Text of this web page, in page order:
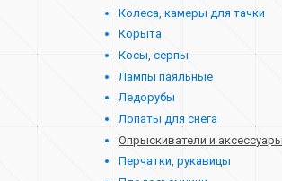
Колеса, камеры для тачки
Корыта
Косы, серпы
Лампы паяльные
Ледорубы
Лопаты для снега
Опрыскиватели и аксессуары
Перчатки, рукавицы